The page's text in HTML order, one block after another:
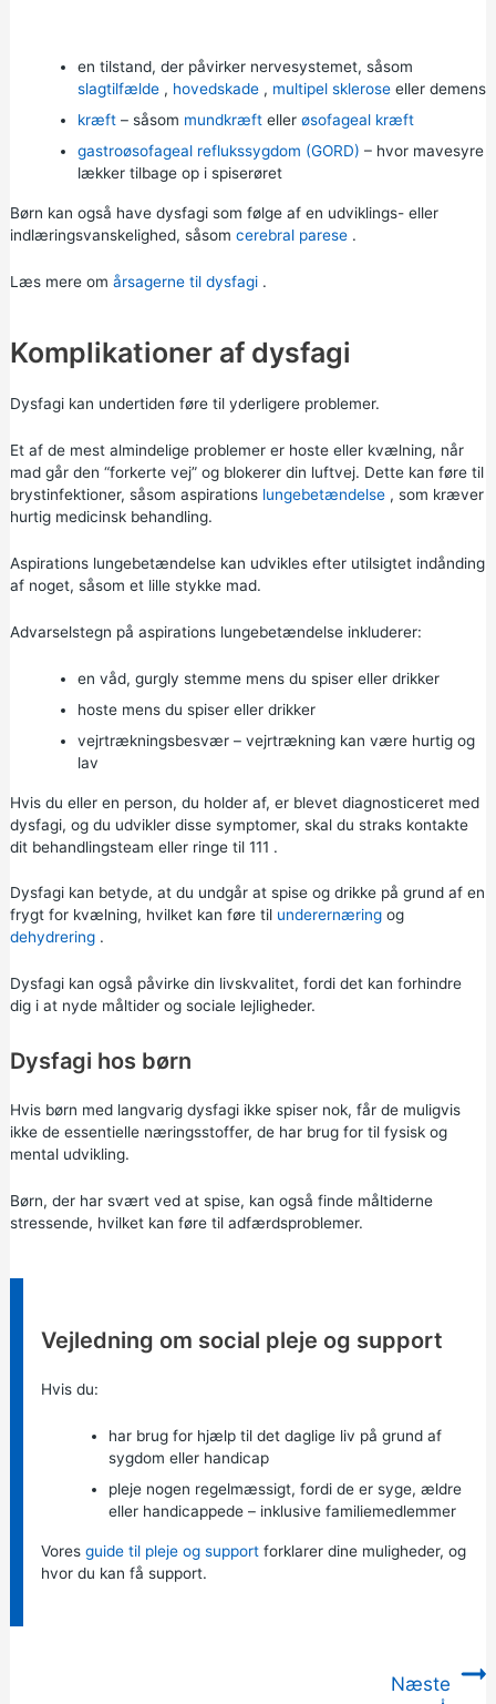
en tilstand, der påvirker nervesystemet, såsom
slagtilfælde, hovedskade, multipel skleroseeller demens
kræft– såsom mundkræfteller øsofageal kræft
gastroøsofageal reflukssygdom (GORD) – hvor mavesyre
lækker tilbage op i spiserøret
Børn kan også have dysfagi som følge af en udviklings- eller
indlæringsvanskelighed, såsom cerebral parese.
Læs mere om årsagerne til dysfagi.
Komplikationer af dysfagi
Dysfagi kan undertiden føre til yderligere problemer.
Et af de mest almindelige problemer er hoste eller kvælning, når
mad går den “forkerte vej” og blokerer din luftvej. Dette kan føre til
brystinfektioner, såsom aspirations lungebetændelse, som kræver
hurtig medicinsk behandling.
Aspirations lungebetændelse kan udvikles efter utilsigtet indånding
af noget, såsom et lille stykke mad.
Advarselstegn på aspirations lungebetændelse inkluderer:
en våd, gurgly stemme mens du spiser eller drikker
hoste mens du spiser eller drikker
vejrtrækningsbesvær – vejrtrækning kan være hurtig og
lav
Hvis du eller en person, du holder af, er blevet diagnosticeret med
dysfagi, og du udvikler disse symptomer, skal du straks kontakte
dit behandlingsteam eller ringe til 111 .
Dysfagi kan betyde, at du undgår at spise og drikke på grund af en
frygt for kvælning, hvilket kan føre til underernæringog
dehydrering.
Dysfagi kan også påvirke din livskvalitet, fordi det kan forhindre
dig i at nyde måltider og sociale lejligheder.
Dysfagi hos børn
Hvis børn med langvarig dysfagi ikke spiser nok, får de muligvis
ikke de essentielle næringsstoffer, de har brug for til fysisk og
mental udvikling.
Børn, der har svært ved at spise, kan også finde måltiderne
stressende, hvilket kan føre til adfærdsproblemer.
Vejledning om social pleje og support
Hvis du:
har brug for hjælp til det daglige liv på grund af
sygdom eller handicap
pleje nogen regelmæssigt, fordi de er syge, ældre
eller handicappede – inklusive familiemedlemmer
Vores guide til pleje og supportforklarer dine muligheder, og
hvor du kan få support.
Næste